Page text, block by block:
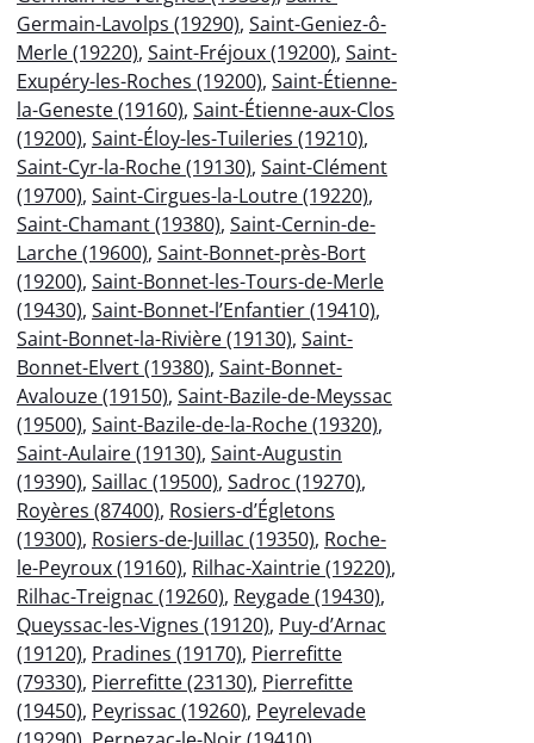
Germain-Lavolps (19290), Saint-Geniez-ô-
Merle (19220), Saint-Fréjoux (19200), Saint-
Exupéry-les-Roches (19200), Saint-Étienne-
la-Geneste (19160), Saint-Étienne-aux-Clos
(19200), Saint-Éloy-les-Tuileries (19210),
Saint-Cyr-la-Roche (19130), Saint-Clément
(19700), Saint-Cirgues-la-Loutre (19220),
Saint-Chamant (19380), Saint-Cernin-de-
Larche (19600), Saint-Bonnet-près-Bort
(19200), Saint-Bonnet-les-Tours-de-Merle
(19430), Saint-Bonnet-l’Enfantier (19410),
Saint-Bonnet-la-Rivière (19130), Saint-
Bonnet-Elvert (19380), Saint-Bonnet-
Avalouze (19150), Saint-Bazile-de-Meyssac
(19500), Saint-Bazile-de-la-Roche (19320),
Saint-Aulaire (19130), Saint-Augustin
(19390), Saillac (19500), Sadroc (19270),
Royères (87400), Rosiers-d’Égletons
(19300), Rosiers-de-Juillac (19350), Roche-
le-Peyroux (19160), Rilhac-Xaintrie (19220),
Rilhac-Treignac (19260), Reygade (19430),
Queyssac-les-Vignes (19120), Puy-d’Arnac
(19120), Pradines (19170), Pierrefitte
(79330), Pierrefitte (23130), Pierrefitte
(19450), Peyrissac (19260), Peyrelevade